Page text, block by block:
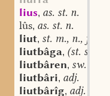
lius, as. st. n.
lûs, as. st. n.
liut, st. m., n., f.
liutbâga, (st. sw.?) f.
liutbâren, sw. v.
liutbâri, adj.
liutbârîg, adj.